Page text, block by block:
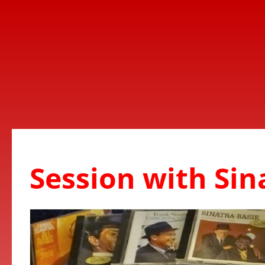
Session with